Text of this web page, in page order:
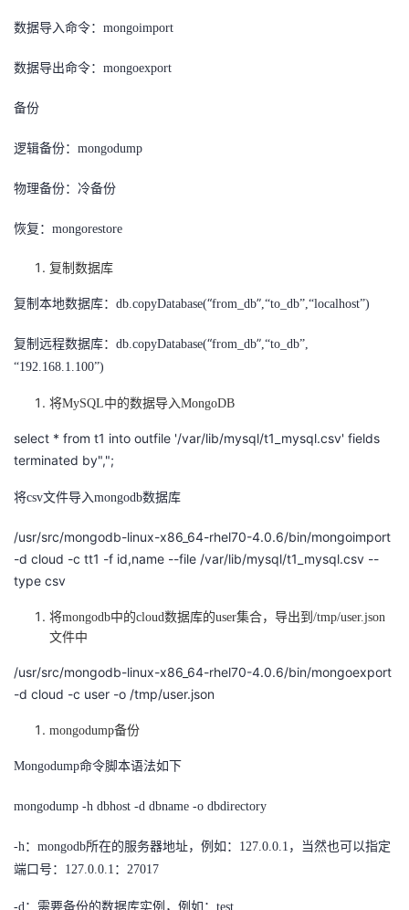
数据导入命令： mongoimport
数据导出命令： mongoexport
备份
逻辑备份： mongodump
物理备份：冷备份
恢复： mongorestore
复制数据库
复制本地数据库： db.copyDatabase(“from_db”,“to_db”,“localhost”)
复制远程数据库： db.copyDatabase(“from_db”,“to_db”,
“192.168.1.100”)
将MySQL中的数据导入MongoDB
select * from t1 into outfile '/var/lib/mysql/t1_mysql.csv' fields
terminated by",";
将csv文件导入mongodb数据库
/usr/src/mongodb-linux-x86_64-rhel70-4.0.6/bin/mongoimport
-d cloud -c tt1 -f id,name --file /var/lib/mysql/t1_mysql.csv --
type csv
将mongodb中的cloud数据库的user集合，导出到/tmp/user.json
文件中
/usr/src/mongodb-linux-x86_64-rhel70-4.0.6/bin/mongoexport
-d cloud -c user -o /tmp/user.json
mongodump备份
Mongodump命令脚本语法如下
mongodump -h dbhost -d dbname -o dbdirectory
-h：mongodb所在的服务器地址，例如：127.0.0.1，当然也可以指定
端口号：127.0.0.1：27017
-d：需要备份的数据库实例，例如：test